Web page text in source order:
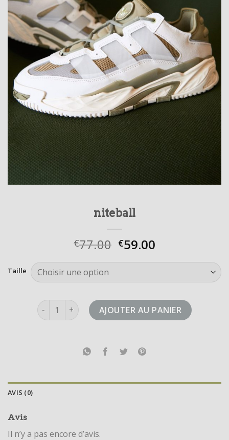
niteball
€77.00 €59.00
Taille
quantité de niteballAJOUTER AU PANIER
AVIS (0)
Avis
Il n’y a pas encore d’avis.